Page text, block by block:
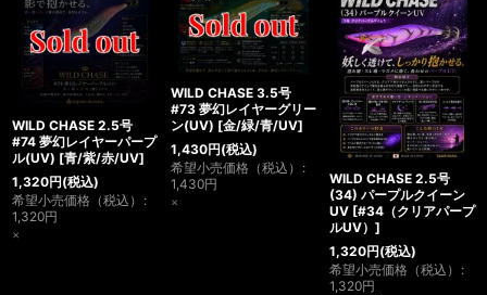
WILD CHASE 2.5号
#74 夢幻レイヤーパープ
ル(UV) [青/紫/赤/UV]
1,320円(税込)
希望小売価格（税込） :
1,320円
×
WILD CHASE 3.5号
#73 夢幻レイヤーグリー
ン(UV) [金/緑/青/UV]
1,430円(税込)
希望小売価格（税込） :
1,430円
×
WILD CHASE 2.5号
(34) パープルクイーン
UV [#34（クリアパープ
ルUV） ]
1,320円(税込)
希望小売価格（税込） :
1,320円